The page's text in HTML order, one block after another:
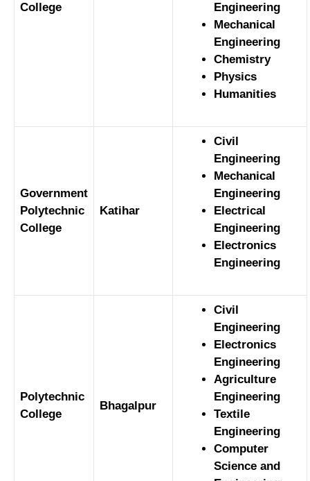
College
Engineering
Mechanical
Engineering
Chemistry
Physics
Humanities
Government
Polytechnic
College
Katihar
Civil
Engineering
Mechanical
Engineering
Electrical
Engineering
Electronics
Engineering
Polytechnic
College
Bhagalpur
Civil
Engineering
Electronics
Engineering
Agriculture
Engineering
Textile
Engineering
Computer
Science and